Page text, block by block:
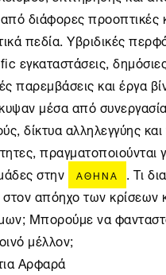
διάφορες προοπτικές
πεδία. Υβριδικές
εγκαταστάσεις,
παρεμβάσεις και έργα
μέσα από
δίκτυα αλληλεγγύης
πραγματοποιούνται
στην
ΑΘΉΝΑ . Τι
στον απόηχο των κρίσεων
Μπορούμε να
μέλλον;
Αρφαρά